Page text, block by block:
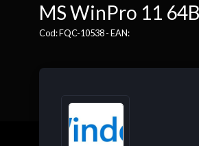
MS WinPro 11
Cod: FQC-10538 - EAN: